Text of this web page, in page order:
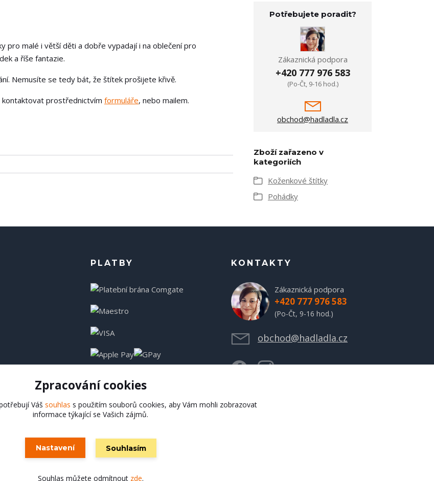
pro malé i větší děti a dobře vypadají i na oblečení pro
a říše fantazie.
Nemusíte se tedy bát, že štítek prošijete křivě.
prostřednictvím formuláře, nebo mailem.
Potřebujete poradit?
Zákaznická podpora
+420 777 976 583
(Po-Čt, 9-16 hod.)
obchod@hadladla.cz
Zboží zařazeno v
kategoriích
Koženkové štítky
Pohádky
PLATBY KONTAKTY
Zákaznická podpora
+420 777 976 583
(Po-Čt, 9-16 hod.)
obchod@hadladla.cz
Hadladla.cz
Zpracování cookies
Váš souhlas s použitím souborů cookies, aby Vám mohli zobrazovat
informace týkající se Vašich zájmů.
Nastavení Souhlasím
Souhlas můžete odmítnout zde.